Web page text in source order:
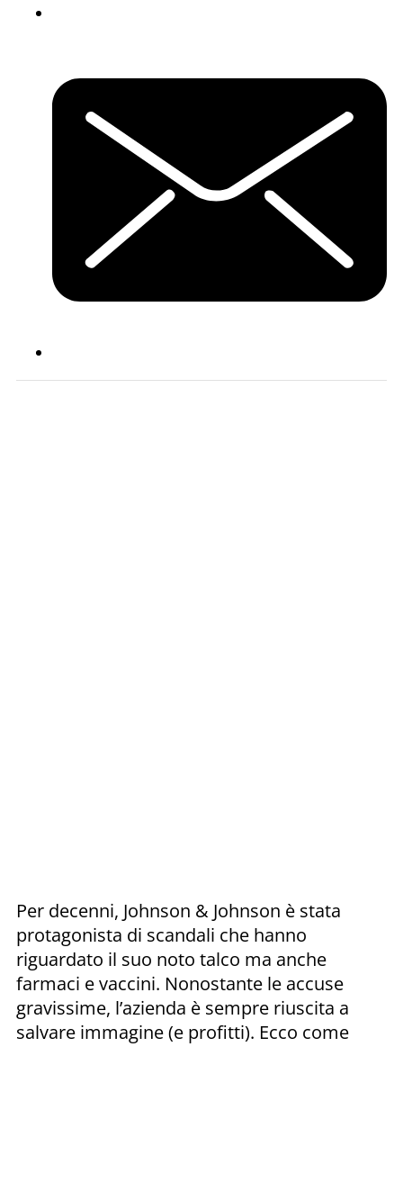
Per decenni, Johnson & Johnson è stata
protagonista di scandali che hanno
riguardato il suo noto talco ma anche
farmaci e vaccini. Nonostante le accuse
gravissime, l’azienda è sempre riuscita a
salvare immagine (e profitti). Ecco come